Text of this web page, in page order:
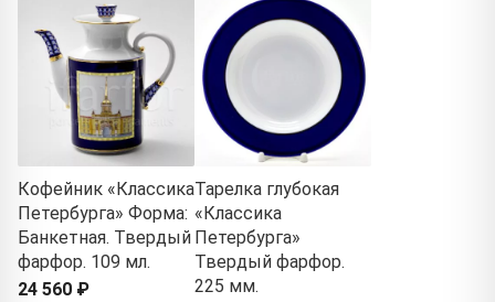
Кофейник «Классика
Петербурга» Форма:
Банкетная. Твердый
фарфор. 109 мл.
24 560 ₽
Тарелка глубокая
«Классика
Петербурга»
Твердый фарфор.
225 мм.